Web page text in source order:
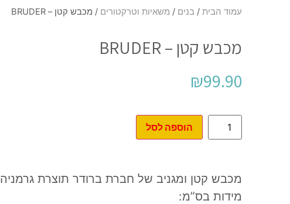
עמוד הבית / בנים / משאיות וטרקטורים / מכבש קטן – BRUDER
מכבש קטן – BRUDER
₪99.90
הוספה לסל
מכבש קטן ומגניב של חברת ברודר תוצרת גרמניה
מידות בס”מ: